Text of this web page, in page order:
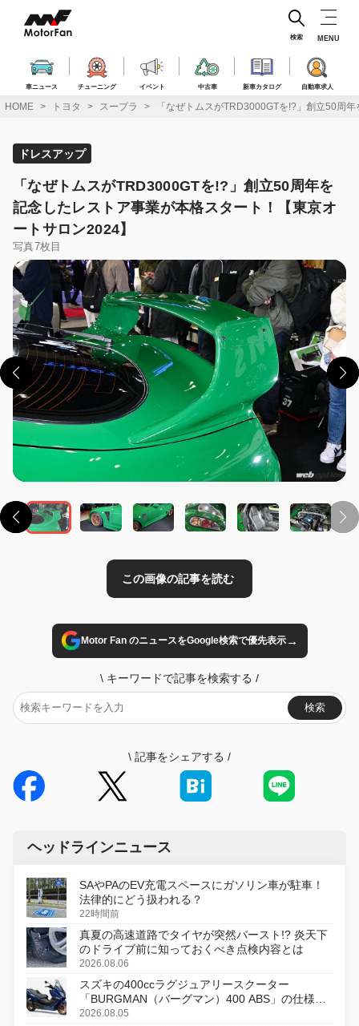
ス
車ニュース チューニング イベント 中古車 新車カタログ 自動車求人
検索 MENU
HOME トヨタ スープラ 「なぜトムスがTRD3000GTを!?」創立50周
ドレスアップ
「なぜトムスがTRD3000GTを!?」創立50周年を
記念したレストア事業が本格スタート！【東京オ
ートサロン2024】
写真7枚目
この画像の記事を読む
Motor Fan のニュースをGoogle検索で優先表示→
\ キーワードで記事を検索する /
検索
\ 記事をシェアする /
ヘッドラインニュース
SAやPAのEV充電スペースにガソリン車が駐車！
法律的にどう扱われる？
22時間前
真夏の高速道路でタイヤが突然バースト!? 炎天下
のドライブ前に知っておくべき点検内容とは
2026.08.06
スズキの400ccラグジュアリースクーター
「BURGMAN（バーグマン）400 ABS」の仕様を
変更し、8月18日に発売
2026.08.05